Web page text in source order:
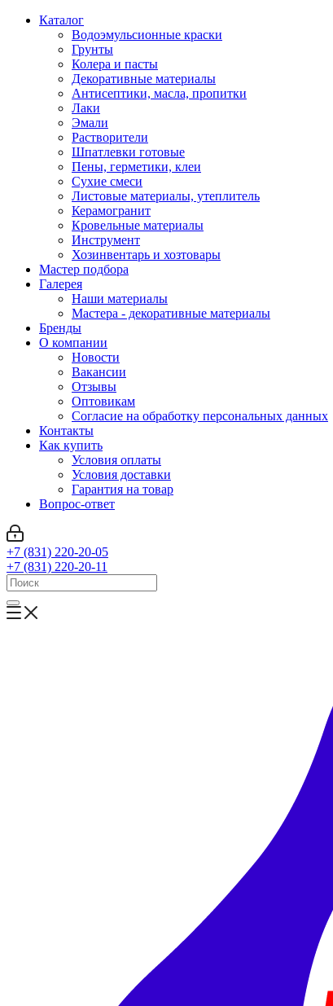
Каталог
Водоэмульсионные краски
Грунты
Колера и пасты
Декоративные материалы
Антисептики, масла, пропитки
Лаки
Эмали
Растворители
Шпатлевки готовые
Пены, герметики, клеи
Сухие смеси
Листовые материалы, утеплитель
Керамогранит
Кровельные материалы
Инструмент
Хозинвентарь и хозтовары
Мастер подбора
Галерея
Наши материалы
Мастера - декоративные материалы
Бренды
О компании
Новости
Вакансии
Отзывы
Оптовикам
Cогласие на обработку персональных данных
Контакты
Как купить
Условия оплаты
Условия доставки
Гарантия на товар
Вопрос-ответ
+7 (831) 220-20-05
+7 (831) 220-20-11